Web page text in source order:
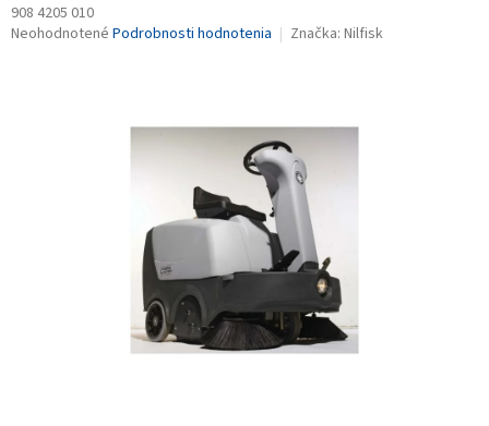
908 4205 010
Priemerné
Neohodnotené Podrobnosti hodnotenia Značka: Nilfisk